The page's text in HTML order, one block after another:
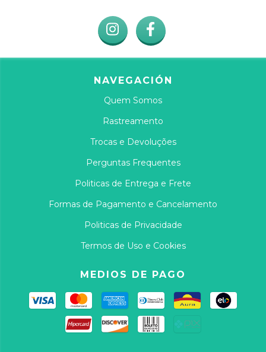
NAVEGACIÓN
Quem Somos
Rastreamento
Trocas e Devoluções
Perguntas Frequentes
Politicas de Entrega e Frete
Formas de Pagamento e Cancelamento
Politicas de Privacidade
Termos de Uso e Cookies
MEDIOS DE PAGO